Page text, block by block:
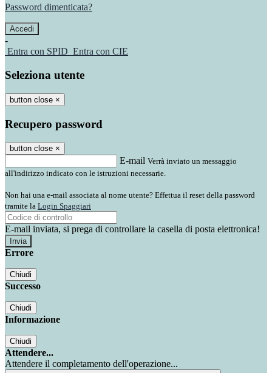
Password dimenticata?
-
Entra con SPID Entra con CIE
Seleziona utente
button close ×
Recupero password
button close ×
E-mail Verrà inviato un messaggio
all'indirizzo indicato con le istruzioni necessarie.
Non hai una e-mail associata al nome utente? Effettua il reset della password
tramite la Login Spaggiari
E-mail inviata, si prega di controllare la casella di posta elettronica!
Errore
Chiudi
Successo
Chiudi
Informazione
Chiudi
Attendere...
Attendere il completamento dell'operazione...